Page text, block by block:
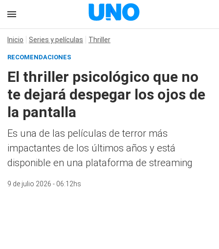
Inicio Series y películas Thriller
RECOMENDACIONES
El thriller psicológico que no
te dejará despegar los ojos de
la pantalla
Es una de las películas de terror más
impactantes de los últimos años y está
disponible en una plataforma de streaming
9 de julio 2026 - 06:12hs